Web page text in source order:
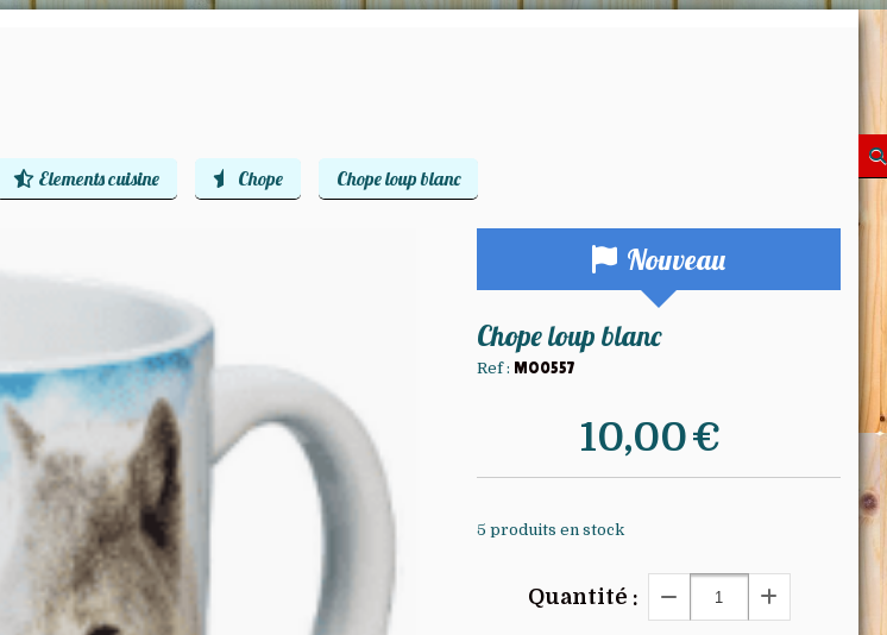
Elements cuisine Chope Chope loup blanc
Nouveau
Chope loup blanc
Ref : MO0557
10,00€
5 produits en stock
Quantité :